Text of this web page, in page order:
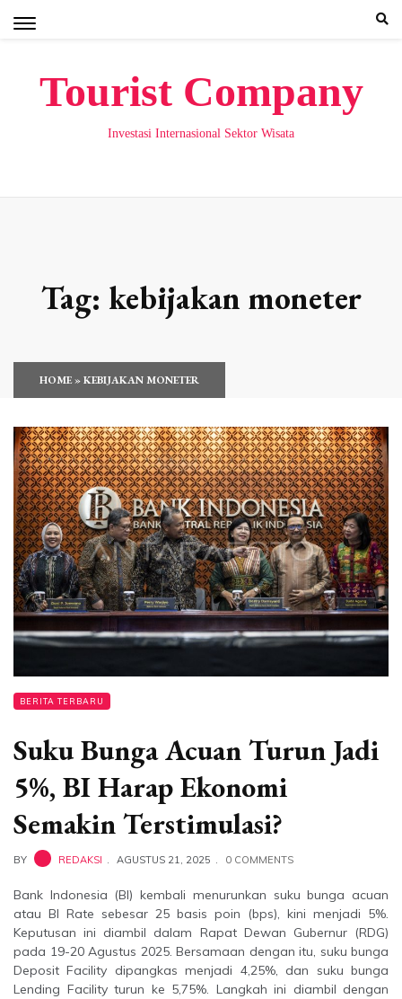
Tourist Company
Investasi Internasional Sektor Wisata
Tag: kebijakan moneter
HOME»KEBIJAKAN MONETER
BERITA TERBARU
Suku Bunga Acuan Turun Jadi
5%, BI Harap Ekonomi
Semakin Terstimulasi?
BY REDAKSI AGUSTUS 21, 2025 0 COMMENTS
Bank Indonesia (BI) kembali menurunkan suku bunga acuan
atau BI Rate sebesar 25 basis poin (bps), kini menjadi 5%.
Keputusan ini diambil dalam Rapat Dewan Gubernur (RDG)
pada 19-20 Agustus 2025. Bersamaan dengan itu, suku bunga
Deposit Facility dipangkas menjadi 4,25%, dan suku bunga
Lending Facility turun ke 5,75%. Langkah ini diambil dengan